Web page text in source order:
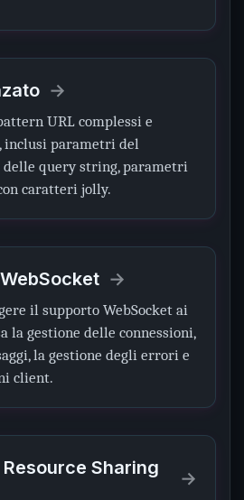
URL complessi e
inclusi parametri del
delle query string, parametri
caratteri jolly.
il supporto WebSocket ai
la gestione delle connessioni,
la gestione degli errori e
client.
Sharing